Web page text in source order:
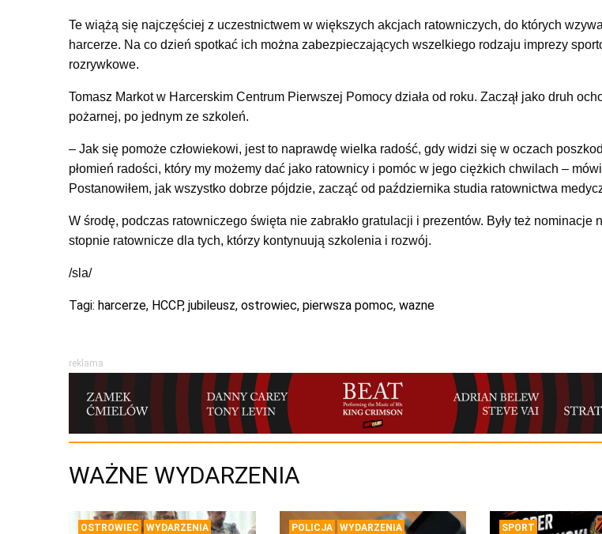
Te wiążą się najczęściej z uczestnictwem w większych akcjach ratowniczych, do których
harcerze. Na co dzień spotkać ich można zabezpieczających wszelkiego rodzaju imprezy
rozrywkowe.
Tomasz Markot w Harcerskim Centrum Pierwszej Pomocy działa od roku. Zaczął jako druh
pożarnej, po jednym ze szkoleń.
– Jak się pomoże człowiekowi, jest to naprawdę wielka radość, gdy widzi się w oczach
płomień radości, który my możemy dać jako ratownicy i pomóc w jego ciężkich chwilach –
Postanowiłem, jak wszystko dobrze pójdzie, zacząć od października studia ratownictwa
W środę, podczas ratowniczego święta nie zabrakło gratulacji i prezentów. Były też nominacje
stopnie ratownicze dla tych, którzy kontynuują szkolenia i rozwój.
/sla/
Tagi: harcerze, HCCP, jubileusz, ostrowiec, pierwsza pomoc, wazne
reklama
WAŻNE WYDARZENIA
OSTROWIEC WYDARZENIA POLICJA WYDARZENIA SPORT